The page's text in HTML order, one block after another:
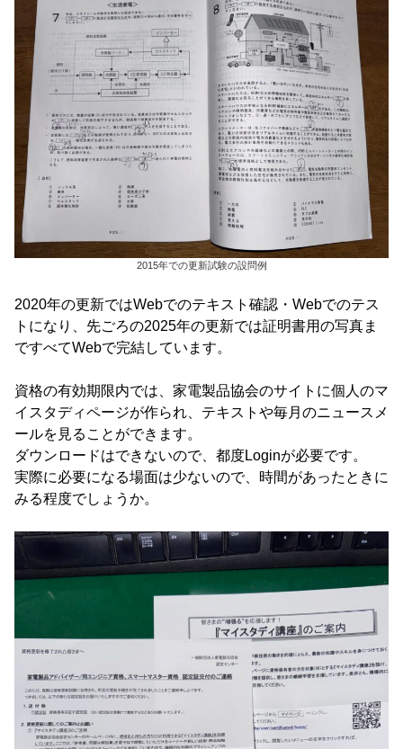
2015年での更新試験の設問例
2020年の更新ではWebでのテキスト確認・Webでのテス
トになり、先ごろの2025年の更新では証明書用の写真ま
ですべてWebで完結しています。
資格の有効期限内では、家電製品協会のサイトに個人のマ
イスタディページが作られ、テキストや毎月のニュースメ
ールを見ることができます。
ダウンロードはできないので、都度Loginが必要です。
実際に必要になる場面は少ないので、時間があったときに
みる程度でしょうか。